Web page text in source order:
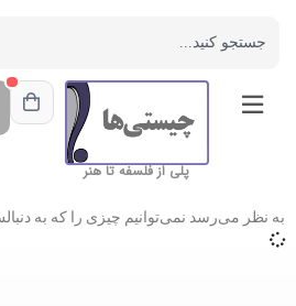
پلی از فلسفه تا هنر
به نظر می‌رسد نمی‌توانیم چیزی را که به